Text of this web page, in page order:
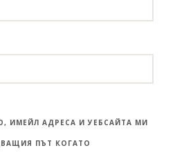
ИМЕЙЛ АДРЕСА И УЕБСАЙТА МИ
ПЪТ КОГАТО